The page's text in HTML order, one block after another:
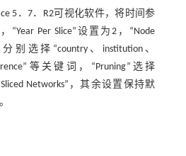
5．7．R2可视化软件，将时间参
“Year Per Slice”设置为2，“Node
别选择“country、institution、
等关键词，“Pruning”选择
Sliced Networks”，其余设置保持默